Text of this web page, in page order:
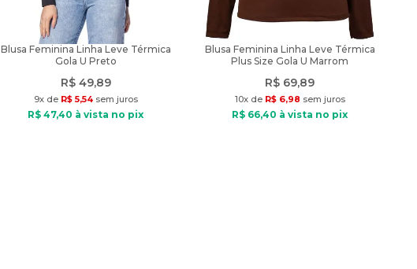
Blusa Feminina Linha Leve Térmica
Gola U Preto
R$ 49,89
9x de R$ 5,54sem juros
R$ 47,40 à vista no pix
Blusa Feminina Linha Leve Térmica
Plus Size Gola U Marrom
R$ 69,89
10x de R$ 6,98 sem juros
R$ 66,40 à vista no pix